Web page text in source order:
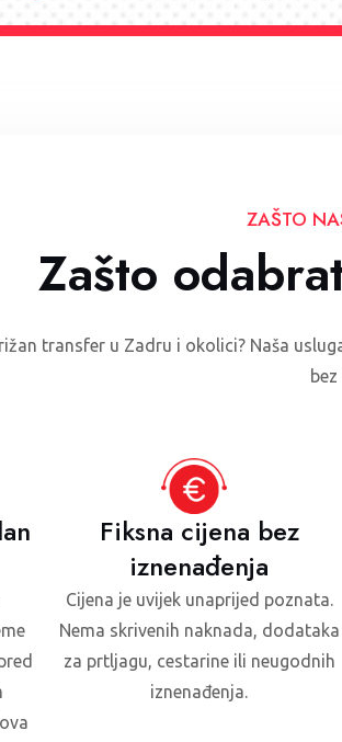
ZAŠTO
Zašto
transfer u Zadru i okolici? Naša
Fiksna cijena bez
iznenađenja
Cijena je uvijek unaprijed poznata.
Nema skrivenih naknada, dodataka
za prtljagu, cestarine ili neugodnih
iznenađenja.